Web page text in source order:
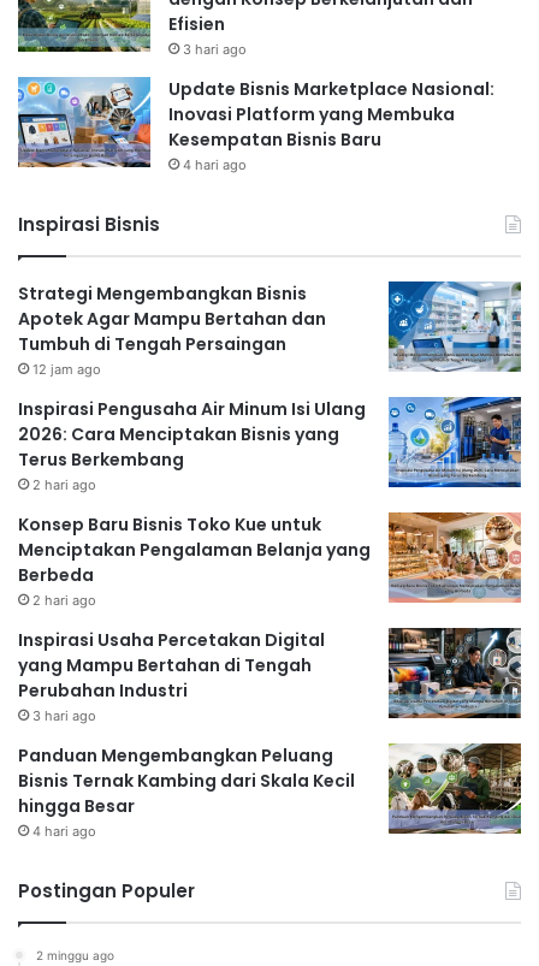
Efisien
3 hari ago
Update Bisnis Marketplace Nasional:
Inovasi Platform yang Membuka
Kesempatan Bisnis Baru
4 hari ago
Inspirasi Bisnis
Strategi Mengembangkan Bisnis
Apotek Agar Mampu Bertahan dan
Tumbuh di Tengah Persaingan
12 jam ago
Inspirasi Pengusaha Air Minum Isi Ulang
2026: Cara Menciptakan Bisnis yang
Terus Berkembang
2 hari ago
Konsep Baru Bisnis Toko Kue untuk
Menciptakan Pengalaman Belanja yang
Berbeda
2 hari ago
Inspirasi Usaha Percetakan Digital
yang Mampu Bertahan di Tengah
Perubahan Industri
3 hari ago
Panduan Mengembangkan Peluang
Bisnis Ternak Kambing dari Skala Kecil
hingga Besar
4 hari ago
Postingan Populer
2 minggu ago